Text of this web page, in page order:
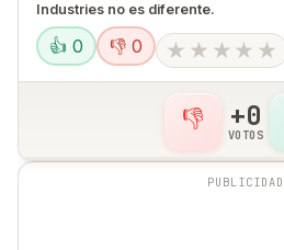
Industries no es diferente.
👍 0 👎 0 ★ ★ ★ ★ ★
+0
VOTOS
👎
PUBLICIDAD